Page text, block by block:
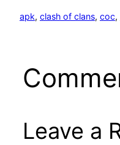
apk, clash of clans, coc,
Leave a